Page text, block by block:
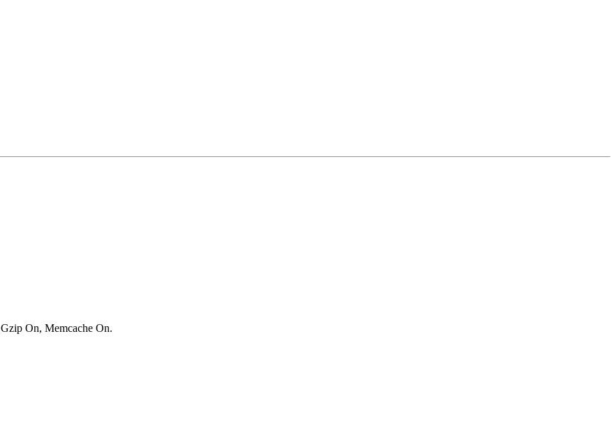
On, Memcache On.